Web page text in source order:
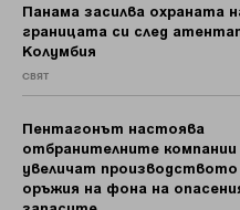
Панама засилва охраната
границата си след
Колумбия
СВЯТ
Пентагонът настоява
отбранителните компании
увеличат производството
оръжия на фона на